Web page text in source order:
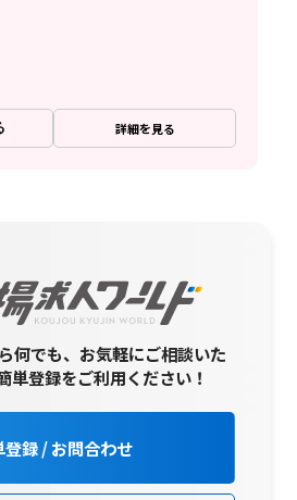
詳細を見る
何でも、お気軽にご相談いた
単登録をご利用ください！
登録 / お問合わせ